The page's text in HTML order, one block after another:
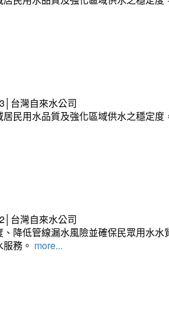
台灣自來水公司
民用水品質及強化區域供水之穩定
台灣自來水公司
降低管線漏水風險並確保民眾用水
務。 more...